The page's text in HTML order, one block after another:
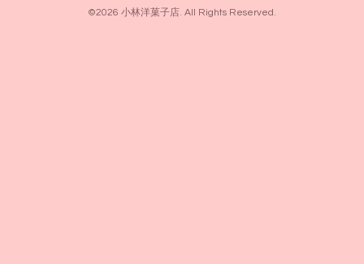
©2026 小林洋菓子店. All Rights Reserved.